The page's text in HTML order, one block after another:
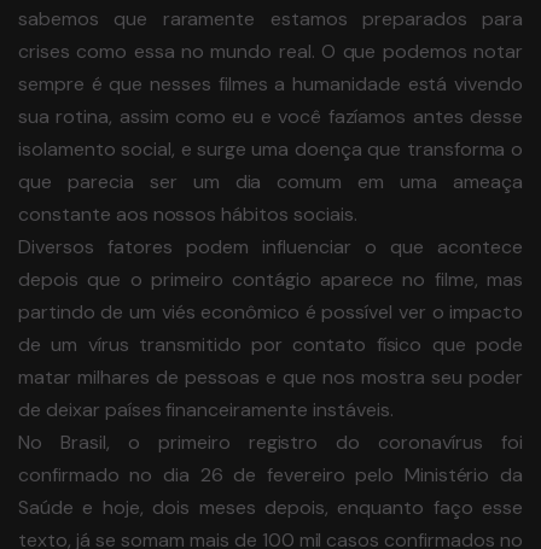
sabemos que raramente estamos preparados para
crises como essa no mundo real. O que podemos notar
sempre é que nesses filmes a humanidade está vivendo
sua rotina, assim como eu e você fazíamos antes desse
isolamento social, e surge uma doença que transforma o
que parecia ser um dia comum em uma ameaça
constante aos nossos hábitos sociais.
Diversos fatores podem influenciar o que acontece
depois que o primeiro contágio aparece no filme, mas
partindo de um viés econômico é possível ver o impacto
de um vírus transmitido por contato físico que pode
matar milhares de pessoas e que nos mostra seu poder
de deixar países financeiramente instáveis.
No Brasil, o primeiro registro do coronavírus foi
confirmado no dia 26 de fevereiro pelo Ministério da
Saúde e hoje, dois meses depois, enquanto faço esse
texto, já se somam mais de 100 mil casos confirmados no